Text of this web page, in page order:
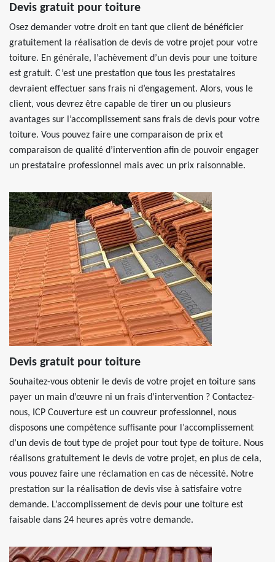
Devis gratuit pour toiture
Osez demander votre droit en tant que client de bénéficier
gratuitement la réalisation de devis de votre projet pour votre
toiture. En générale, l’achèvement d’un devis pour une toiture
est gratuit. C’est une prestation que tous les prestataires
devraient effectuer sans frais ni d’engagement. Alors, vous le
client, vous devrez être capable de tirer un ou plusieurs
avantages sur l’accomplissement sans frais de devis pour votre
toiture. Vous pouvez faire une comparaison de prix et
comparaison de qualité d’intervention afin de pouvoir engager
un prestataire professionnel mais avec un prix raisonnable.
Devis gratuit pour toiture
Souhaitez-vous obtenir le devis de votre projet en toiture sans
payer un main d’œuvre ni un frais d’intervention ? Contactez-
nous, ICP Couverture est un couvreur professionnel, nous
disposons une compétence suffisante pour l’accomplissement
d’un devis de tout type de projet pour tout type de toiture. Nous
réalisons gratuitement le devis de votre projet, en plus de cela,
vous pouvez faire une réclamation en cas de nécessité. Notre
prestation sur la réalisation de devis vise à satisfaire votre
demande. L’accomplissement de devis pour une toiture est
faisable dans 24 heures après votre demande.